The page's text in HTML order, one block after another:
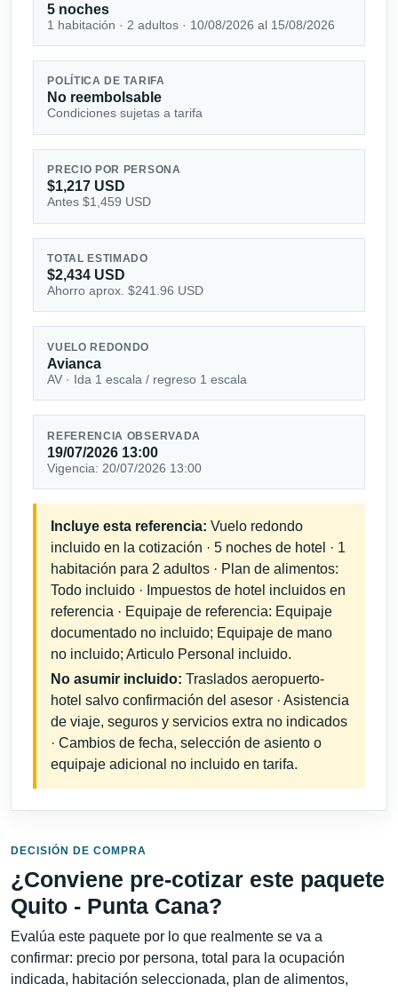
5 noches
1 habitación · 2 adultos · 10/08/2026 al 15/08/2026
POLÍTICA DE TARIFA
No reembolsable
Condiciones sujetas a tarifa
PRECIO POR PERSONA
$1,217 USD
Antes $1,459 USD
TOTAL ESTIMADO
$2,434 USD
Ahorro aprox. $241.96 USD
VUELO REDONDO
Avianca
AV · Ida 1 escala / regreso 1 escala
REFERENCIA OBSERVADA
19/07/2026 13:00
Vigencia: 20/07/2026 13:00
Incluye esta referencia: Vuelo redondo
incluido en la cotización · 5 noches de hotel · 1
habitación para 2 adultos · Plan de alimentos:
Todo incluido · Impuestos de hotel incluidos en
referencia · Equipaje de referencia: Equipaje
documentado no incluido; Equipaje de mano
no incluido; Articulo Personal incluido.
No asumir incluido: Traslados aeropuerto-
hotel salvo confirmación del asesor · Asistencia
de viaje, seguros y servicios extra no indicados
· Cambios de fecha, selección de asiento o
equipaje adicional no incluido en tarifa.
DECISIÓN DE COMPRA
¿Conviene pre-cotizar este paquete
Quito - Punta Cana?
Evalúa este paquete por lo que realmente se va a
confirmar: precio por persona, total para la ocupación
indicada, habitación seleccionada, plan de alimentos,